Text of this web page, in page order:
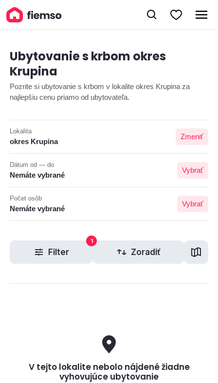
Ubytovanie s krbom okres
Krupina
Pozrite si ubytovanie s krbom v lokalite okres Krupina za
najlepšiu cenu priamo od ubytovateľa.
Lokalita
okres Krupina
Zmeniť
Dátum od — do
Nemáte vybrané
Vybrať
Počet osôb
Nemáte vybrané
Vybrať
Filter
1
Zoradiť
V tejto lokalite nebolo nájdené žiadne
vyhovujúce ubytovanie